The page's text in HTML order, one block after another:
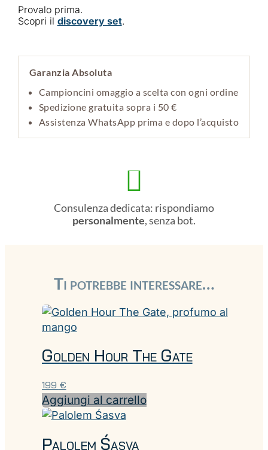
Provalo prima.
Scopri il discovery set.
Garanzia Absoluta
Campioncini omaggio a scelta con ogni ordine
Spedizione gratuita sopra i 50 €
Assistenza WhatsApp prima e dopo l’acquisto

Consulenza dedicata: rispondiamo
personalmente, senza bot.
Ti potrebbe interessare…
Golden Hour The Gate
199 €
Aggiungi al carrello
Palolem Śasva